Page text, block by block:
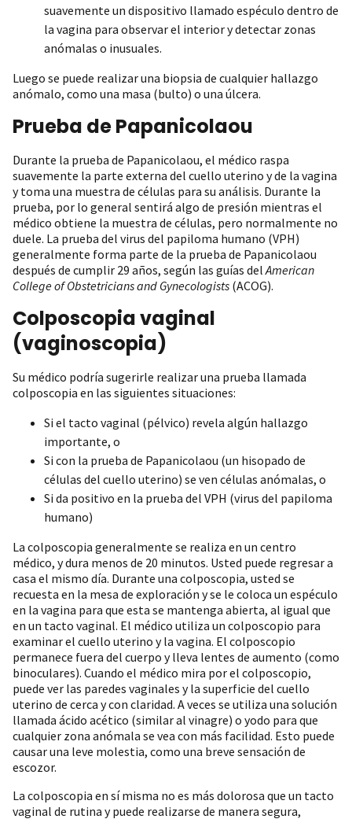
suavemente un dispositivo llamado espéculo dentro de
la vagina para observar el interior y detectar zonas
anómalas o inusuales.
Luego se puede realizar una biopsia de cualquier hallazgo
anómalo, como una masa (bulto) o una úlcera.
Prueba de Papanicolaou
Durante la prueba de Papanicolaou, el médico raspa
suavemente la parte externa del cuello uterino y de la vagina
y toma una muestra de células para su análisis. Durante la
prueba, por lo general sentirá algo de presión mientras el
médico obtiene la muestra de células, pero normalmente no
duele. La prueba del virus del papiloma humano (VPH)
generalmente forma parte de la prueba de Papanicolaou
después de cumplir 29 años, según las guías delAmerican
College of Obstetricians and Gynecologists (ACOG).
Colposcopia vaginal
(vaginoscopia)
Su médico podría sugerirle realizar una prueba llamada
colposcopia en las siguientes situaciones:
Si el tacto vaginal (pélvico) revela algún hallazgo
importante, o
Si con la prueba de Papanicolaou (un hisopado de
células del cuello uterino) se ven células anómalas, o
Si da positivo en la prueba del VPH (virus del papiloma
humano)
La colposcopia generalmente se realiza en un centro
médico, y dura menos de 20 minutos. Usted puede regresar a
casa el mismo día. Durante una colposcopia, usted se
recuesta en la mesa de exploración y se le coloca un espéculo
en la vagina para que esta se mantenga abierta, al igual que
en un tacto vaginal. El médico utiliza un colposcopio para
examinar el cuello uterino y la vagina. El colposcopio
permanece fuera del cuerpo y lleva lentes de aumento (como
binoculares). Cuando el médico mira por el colposcopio,
puede ver las paredes vaginales y la superficie del cuello
uterino de cerca y con claridad. A veces se utiliza una solución
llamada ácido acético (similar al vinagre) o yodo para que
cualquier zona anómala se vea con más facilidad. Esto puede
causar una leve molestia, como una breve sensación de
escozor.
La colposcopia en sí misma no es más dolorosa que un tacto
vaginal de rutina y puede realizarse de manera segura,